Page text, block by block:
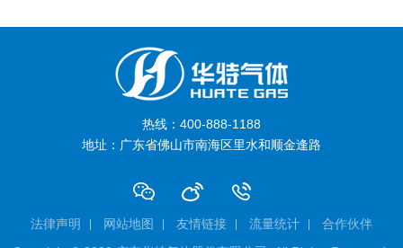
热线：400-888-1188
地址：广东省佛山市南海区里水和顺金逢路
法律声明 网站地图 友情链接 流量统计
合作伙伴